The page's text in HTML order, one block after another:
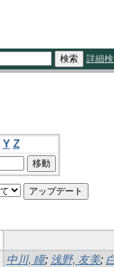
詳細
Y Z
中川, 瞳; 浅野, 友美;